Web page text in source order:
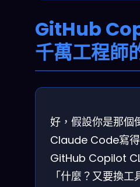
GitHub
千萬工程師
好，假設你是那個
Claude Code寫
GitHub Copilot
「什麼？又要換工